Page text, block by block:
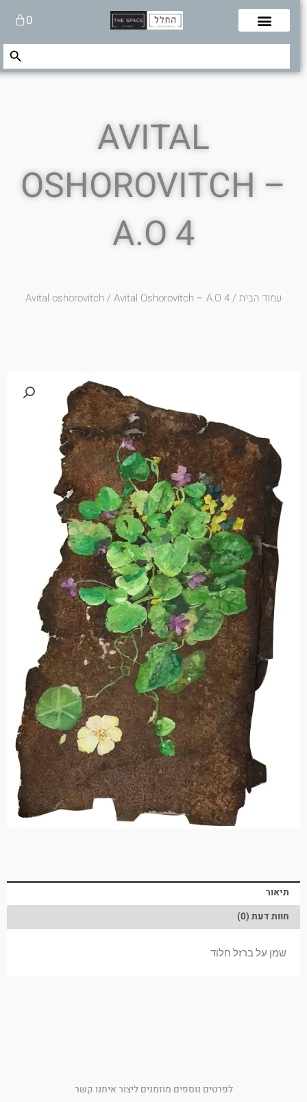
0עגלת
קניות
Search
Search Button
AVITAL
OSHOROVITCH –
A.O 4
עמוד הבית/
Avital oshorovitch/ Avital Oshorovitch – A.O 4
תיאור
חוות דעת (0)
שמן על ברזל חלוד
לפרטים נוספים מוזמנים ליצור איתנו קשר